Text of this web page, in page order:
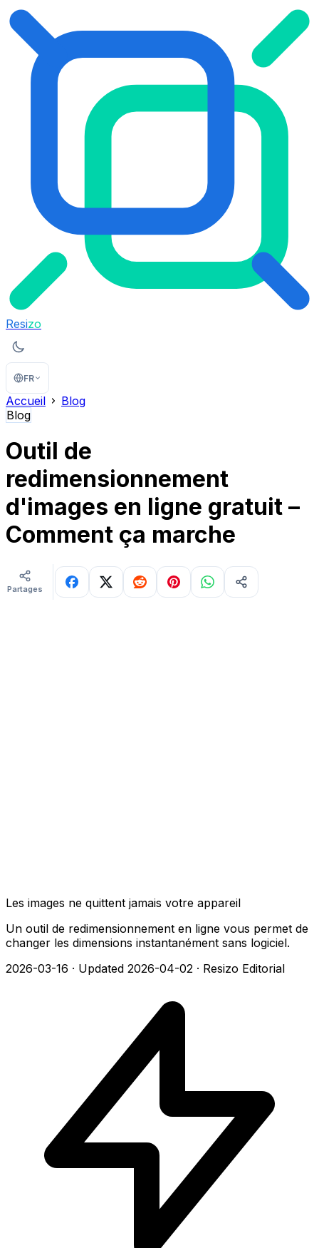
Resizo
FR
Accueil
Blog
Blog
Outil de
redimensionnement
d'images en ligne gratuit –
Comment ça marche
Partages
Les images ne quittent jamais votre appareil
Un outil de redimensionnement en ligne vous permet de
changer les dimensions instantanément sans logiciel.
2026-03-16 · Updated 2026-04-02 · Resizo Editorial